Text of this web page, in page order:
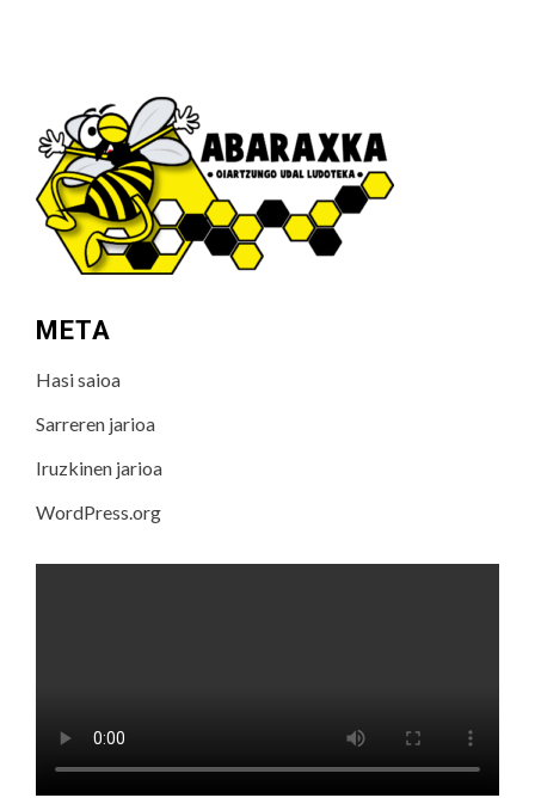
META
Hasi saioa
Sarreren jarioa
Iruzkinen jarioa
WordPress.org